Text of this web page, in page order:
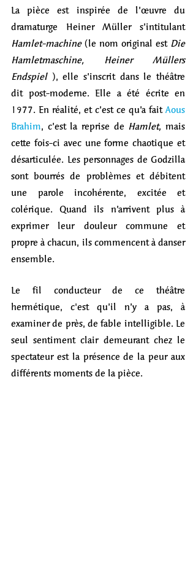
La pièce est inspirée de l’œuvre du
dramaturge Heiner Müller s’intitulant
Hamlet-machine (le nom original est Die
Hamletmaschine, Heiner Müllers
Endspiel ), elle s’inscrit dans le théâtre
dit post-moderne. Elle a été écrite en
1977. En réalité, et c’est ce qu’a fait Aous
Brahim, c’est la reprise de Hamlet, mais
cette fois-ci avec une forme chaotique et
désarticulée. Les personnages de Godzilla
sont bourrés de problèmes et débitent
une parole incohérente, excitée et
colérique. Quand ils n’arrivent plus à
exprimer leur douleur commune et
propre à chacun, ils commencent à danser
ensemble.
Le fil conducteur de ce théâtre
hermétique, c'est qu’il n’y a pas, à
examiner de près, de fable intelligible. Le
seul sentiment clair demeurant chez le
spectateur est la présence de la peur aux
différents moments de la pièce.